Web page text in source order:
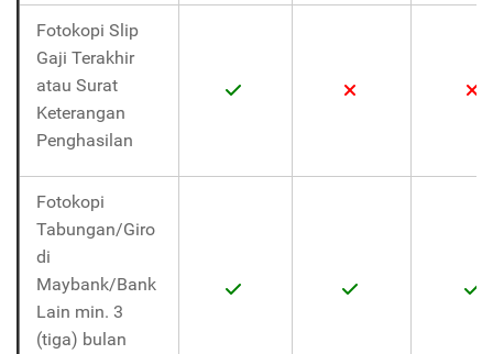
Fotokopi Slip
Gaji Terakhir
atau Surat
Keterangan
Penghasilan
Fotokopi
Tabungan/Giro
di
Maybank/Bank
Lain min. 3
(tiga) bulan